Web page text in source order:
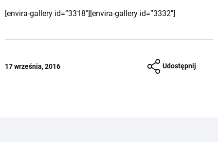
[envira-gallery id=”3318″][envira-gallery id=”3332″]
17 września, 2016 Udostępnij